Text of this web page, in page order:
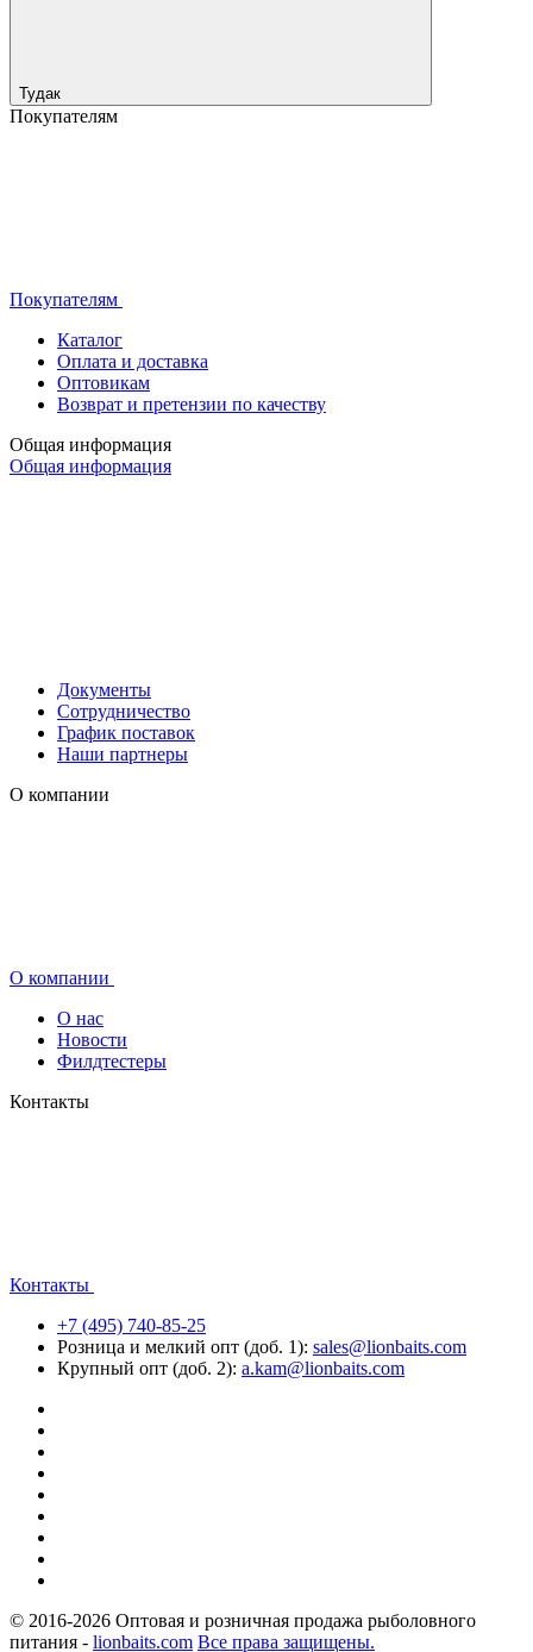
Тудак
Покупателям
Покупателям
Каталог
Оплата и доставка
Оптовикам
Возврат и претензии по качеству
Общая информация
Общая информация
Документы
Сотрудничество
График поставок
Наши партнеры
О компании
О компании
О нас
Новости
Филдтестеры
Контакты
Контакты
+7 (495) 740-85-25
Розница и мелкий опт (доб. 1): sales@lionbaits.com
Крупный опт (доб. 2): a.kam@lionbaits.com
© 2016-2026 Оптовая и розничная продажа рыболовного
питания - lionbaits.com Все права защищены.